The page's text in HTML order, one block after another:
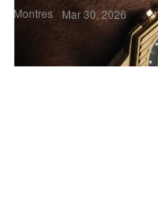
Montres Mar 30, 2026